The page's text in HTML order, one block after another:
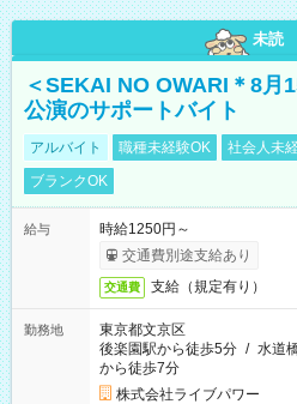
未読
＜SEKAI NO OWARI＊8月
公演のサポートバイト
アルバイト 職種未経験OK 社会人未
ブランクOK
給与
時給1250円～
交通費別途支給あり
交通費 支給（規定有り）
勤務地
東京都文京区
後楽園駅から徒歩5分 / 水道
から徒歩7分
株式会社ライブパワー